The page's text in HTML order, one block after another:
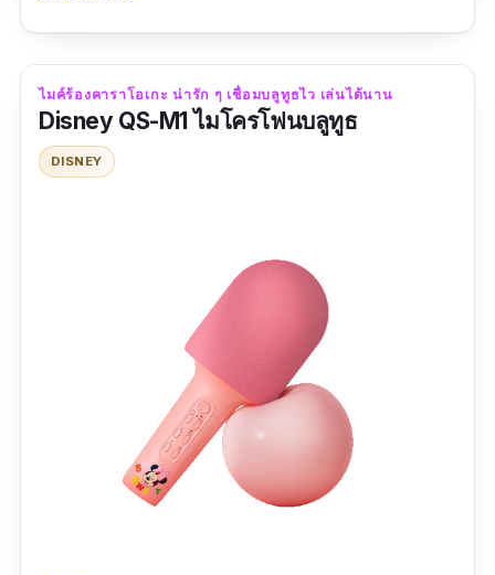
ภายในใหม่ตรงปก ใช้งานง่าย คุณภาพเสียงดีเยี่ยม
ถ้าปรับเสียงไมค์ไว้เหมาะสมไมค์จะเสียงดีไม่มี
หอน
ไมค์ร้องคาราโอเกะ น่ารัก ๆ เชื่อมบลูทูธไว เล่นได้นาน
Disney QS-M1 ไมโครโฟนบลูทูธ
DISNEY